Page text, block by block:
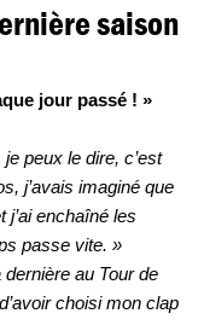
saison
jour passé ! »
peux le dire, c’est
j’avais imaginé que
enchaîné les
passe vite. »
au Tour de
choisi mon clap